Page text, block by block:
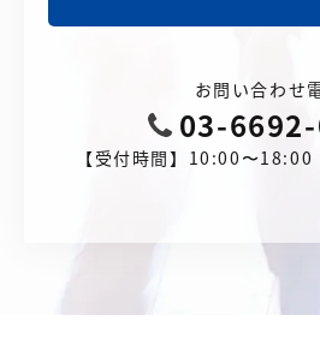
お問い合わせ
03-
【受付時間】10:00〜18:00